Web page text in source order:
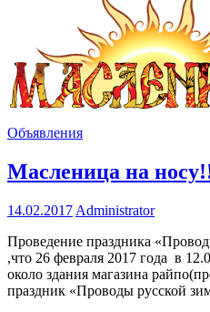
Объявления
Масленица на
14.02.2017 Administrator
Проведение праздника
,что 26 февраля 2017 года в
около здания магазина
праздник «Проводы русской